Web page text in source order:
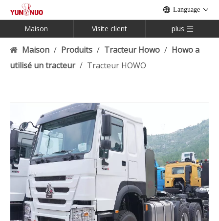
Language
Maison Visite client plus
Maison / Produits / Tracteur Howo / Howo a
utilisé un tracteur / Tracteur HOWO